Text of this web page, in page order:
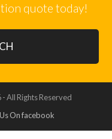
quote today!
- All Rights Reserved
On facebook